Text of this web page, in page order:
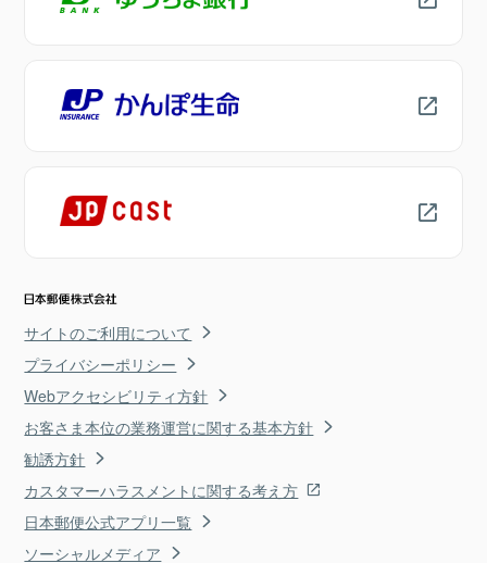
サイトのご利用について
プライバシーポリシー
Webアクセシビリティ方針
お客さま本位の業務運営に関する基本方針
勧誘方針
カスタマーハラスメントに関する考え方
日本郵便公式アプリ一覧
ソーシャルメディア